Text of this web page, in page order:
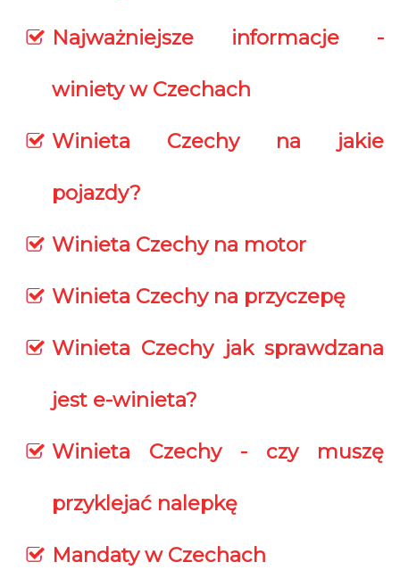
Najważniejsze informacje -
winiety w Czechach
Winieta Czechy na jakie
pojazdy?
Winieta Czechy na motor
Winieta Czechy na przyczepę
Winieta Czechy jak sprawdzana
jest e-winieta?
Winieta Czechy - czy muszę
przyklejać nalepkę
Mandaty w Czechach